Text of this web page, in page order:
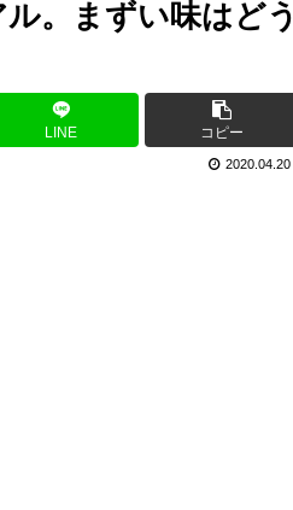
。まずい味はどう
LINE コピー
2020.04.20